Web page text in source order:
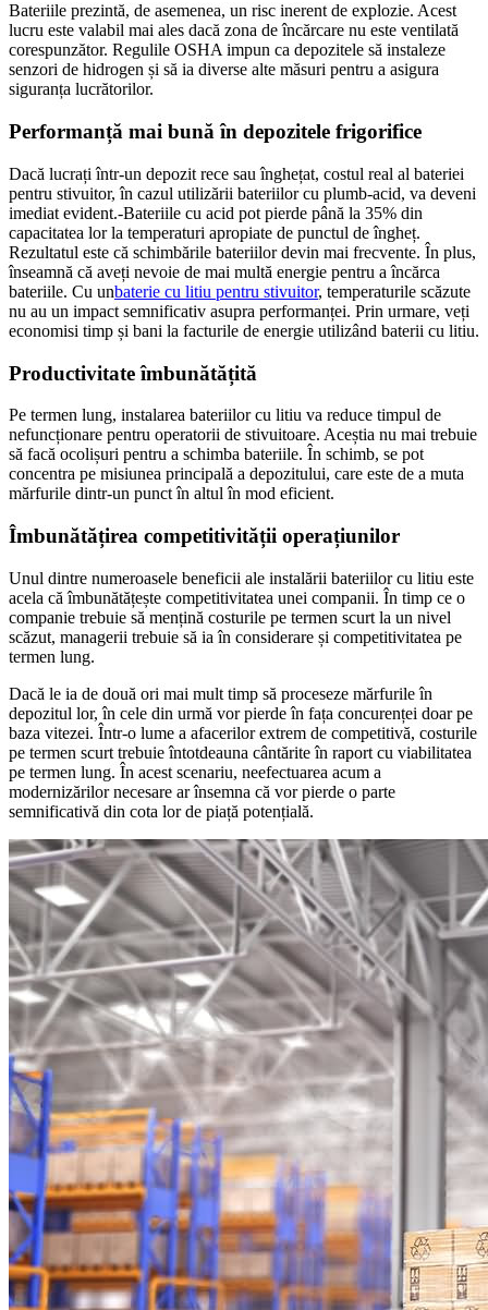
Bateriile prezintă, de asemenea, un risc inerent de explozie. Acest
lucru este valabil mai ales dacă zona de încărcare nu este ventilată
corespunzător. Regulile OSHA impun ca depozitele să instaleze
senzori de hidrogen și să ia diverse alte măsuri pentru a asigura
siguranța lucrătorilor.
Performanță mai bună în depozitele frigorifice
Dacă lucrați într-un depozit rece sau înghețat, costul real al bateriei
pentru stivuitor, în cazul utilizării bateriilor cu plumb-acid, va deveni
imediat evident.-Bateriile cu acid pot pierde până la 35% din
capacitatea lor la temperaturi apropiate de punctul de îngheț.
Rezultatul este că schimbările bateriilor devin mai frecvente. În plus,
înseamnă că aveți nevoie de mai multă energie pentru a încărca
bateriile. Cu unbaterie cu litiu pentru stivuitor, temperaturile scăzute
nu au un impact semnificativ asupra performanței. Prin urmare, veți
economisi timp și bani la facturile de energie utilizând baterii cu litiu.
Productivitate îmbunătățită
Pe termen lung, instalarea bateriilor cu litiu va reduce timpul de
nefuncționare pentru operatorii de stivuitoare. Aceștia nu mai trebuie
să facă ocolișuri pentru a schimba bateriile. În schimb, se pot
concentra pe misiunea principală a depozitului, care este de a muta
mărfurile dintr-un punct în altul în mod eficient.
Îmbunătățirea competitivității operațiunilor
Unul dintre numeroasele beneficii ale instalării bateriilor cu litiu este
acela că îmbunătățește competitivitatea unei companii. În timp ce o
companie trebuie să mențină costurile pe termen scurt la un nivel
scăzut, managerii trebuie să ia în considerare și competitivitatea pe
termen lung.
Dacă le ia de două ori mai mult timp să proceseze mărfurile în
depozitul lor, în cele din urmă vor pierde în fața concurenței doar pe
baza vitezei. Într-o lume a afacerilor extrem de competitivă, costurile
pe termen scurt trebuie întotdeauna cântărite în raport cu viabilitatea
pe termen lung. În acest scenariu, neefectuarea acum a
modernizărilor necesare ar însemna că vor pierde o parte
semnificativă din cota lor de piață potențială.